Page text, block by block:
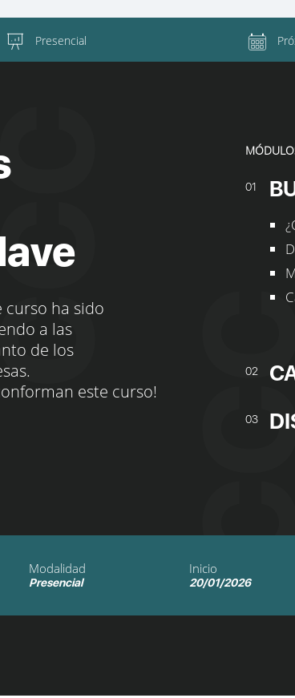
Presencial
curso ha sido
a las
de los
este curso!
01
02
03
Modalidad
Presencial
Inicio
20/01/2026